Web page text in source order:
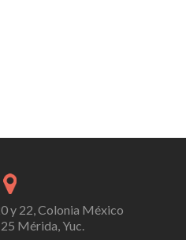
y 22, Colonia México
Mérida, Yuc.